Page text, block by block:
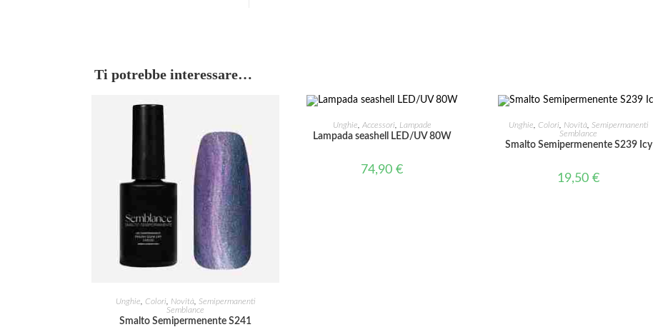
Ti potrebbe interessare…
AGGIUNGI AL CARRELLO
Unghie Colori Novità Semipermanenti
Semblance
Smalto Semipermenente S241
AGGIUNGI AL CARRELLO
Unghie Accessori Lampade
Lampada seashell LED/UV 80W
74,90 €
AGGIUNGI AL CARRELLO
Unghie Colori Novità Semipermanenti
Semblance
Smalto Semipermenente S239 Icy
19,50 €